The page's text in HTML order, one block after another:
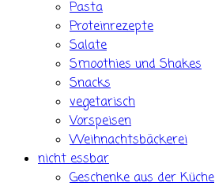
Pasta
Proteinrezepte
Salate
Smoothies und Shakes
Snacks
vegetarisch
Vorspeisen
Weihnachtsbäckerei
nicht essbar
Geschenke aus der Küche